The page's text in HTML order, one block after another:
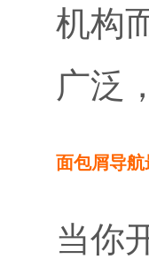
机构
广泛
面包屑导
当你